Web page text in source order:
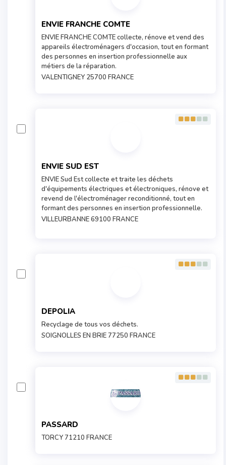
ENVIE FRANCHE COMTE
ENVIE FRANCHE COMTE collecte, rénove et vend des
appareils électroménagers d'occasion, tout en formant
des personnes en insertion professionnelle aux
métiers de la réparation.
VALENTIGNEY 25700 FRANCE
ENVIE SUD EST
ENVIE Sud Est collecte et traite les déchets
d'équipements électriques et électroniques, rénove et
revend de l'électroménager reconditionné, tout en
formant des personnes en insertion professionnelle.
VILLEURBANNE 69100 FRANCE
DEPOLIA
Recyclage de tous vos déchets.
SOIGNOLLES EN BRIE 77250 FRANCE
PASSARD
TORCY 71210 FRANCE